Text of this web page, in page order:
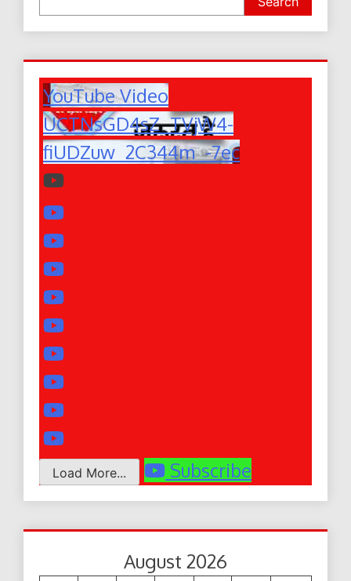
YouTube Video
UCTNsGD4sZ_TVjW4-
fiUDZuw_2C344m_-7ec
Load More... Subscribe
August 2026